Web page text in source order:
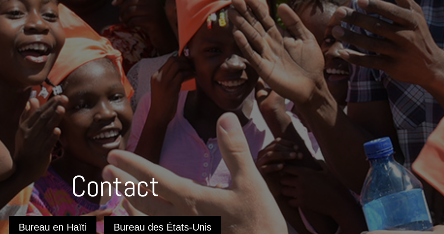
Contact
Bureau en Haïti Bureau des États-Unis